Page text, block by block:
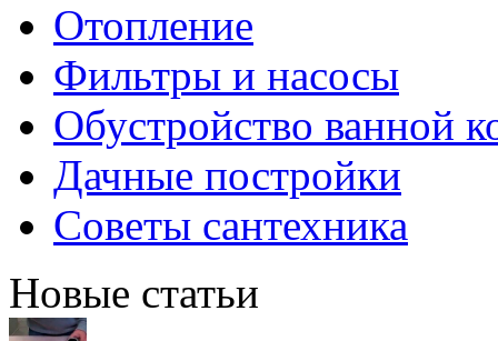
Отопление
Фильтры и насосы
Обустройство ванной
Дачные постройки
Советы сантехника
Новые статьи